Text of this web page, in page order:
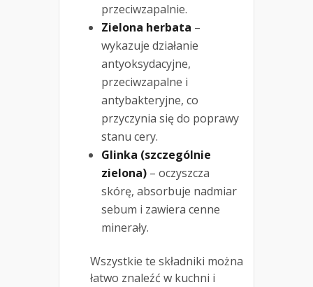
przeciwzapalnie.
Zielona herbata –
wykazuje działanie
antyoksydacyjne,
przeciwzapalne i
antybakteryjne, co
przyczynia się do poprawy
stanu cery.
Glinka (szczególnie
zielona) – oczyszcza
skórę, absorbuje nadmiar
sebum i zawiera cenne
minerały.
Wszystkie te składniki można
łatwo znaleźć w kuchni i